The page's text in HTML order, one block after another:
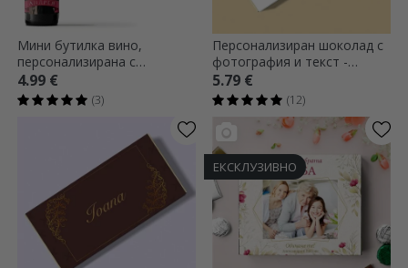
Мини бутилка вино,
персонализирана с
фотография и текст -
панделка
4.99 €
(3)
Персонализиран шоколад с
фотография и текст -
Рожден ден
5.79 €
(12)
ЕКСКЛУЗИВНО